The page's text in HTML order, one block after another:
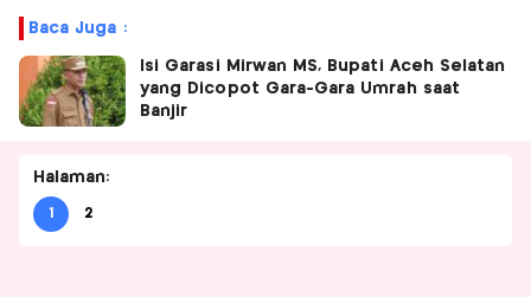
Baca Juga :
Isi Garasi Mirwan MS, Bupati Aceh Selatan
yang Dicopot Gara-Gara Umrah saat
Banjir
Halaman:
1 2